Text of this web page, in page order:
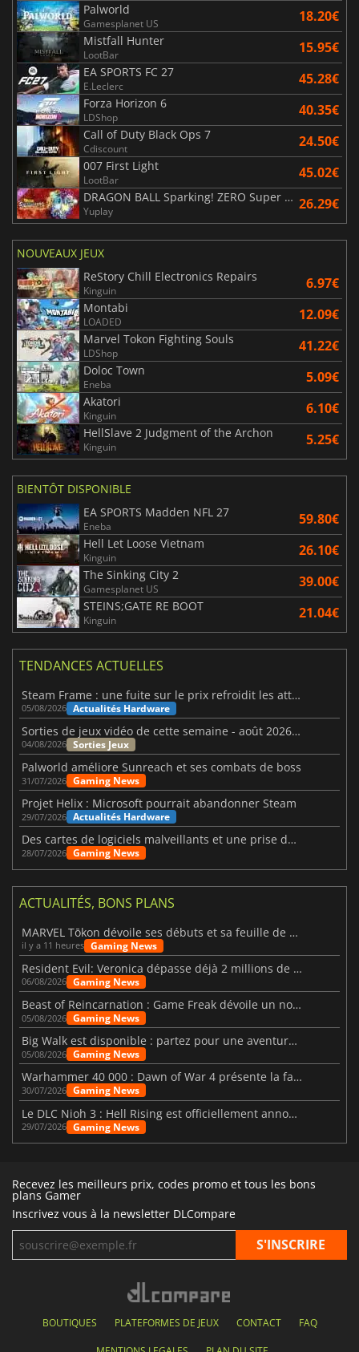
Palworld
Gamesplanet US 18.20€
Mistfall Hunter
LootBar 15.95€
EA SPORTS FC 27
E.Leclerc 45.28€
Forza Horizon 6
LDShop 40.35€
Call of Duty Black Ops 7
Cdiscount 24.50€
007 First Light
LootBar 45.02€
DRAGON BALL Sparking! ZERO Super Limit Breaking NEO
Yuplay 26.29€
NOUVEAUX JEUX
ReStory Chill Electronics Repairs
Kinguin 6.97€
Montabi
LOADED 12.09€
Marvel Tokon Fighting Souls
LDShop 41.22€
Doloc Town
Eneba 5.09€
Akatori
Kinguin 6.10€
HellSlave 2 Judgment of the Archon
Kinguin 5.25€
BIENTÔT DISPONIBLE
EA SPORTS Madden NFL 27
Eneba 59.80€
Hell Let Loose Vietnam
Kinguin 26.10€
The Sinking City 2
Gamesplanet US 39.00€
STEINS;GATE RE BOOT
Kinguin 21.04€
TENDANCES ACTUELLES
Steam Frame : une fuite sur le prix refroidit les attentes VR
05/08/2026 Actualités Hardware
Sorties de jeux vidéo de cette semaine - août 2026 (semaine 32)
04/08/2026 Sorties Jeux
Palworld améliore Sunreach et ses combats de boss
31/07/2026 Gaming News
Projet Helix : Microsoft pourrait abandonner Steam
29/07/2026 Actualités Hardware
Des cartes de logiciels malveillants et une prise de contrôle de Discord ont touché Meccha Chameleon
28/07/2026 Gaming News
ACTUALITÉS, BONS PLANS
MARVEL Tōkon dévoile ses débuts et sa feuille de route
il y a 11 heures Gaming News
Resident Evil: Veronica dépasse déjà 2 millions de wishlists
06/08/2026 Gaming News
Beast of Reincarnation : Game Freak dévoile un nouveau pari
05/08/2026 Gaming News
Big Walk est disponible : partez pour une aventure entre amis
05/08/2026 Gaming News
Warhammer 40 000 : Dawn of War 4 présente la faction des Nécrons
30/07/2026 Gaming News
Le DLC Nioh 3 : Hell Rising est officiellement annoncé
29/07/2026 Gaming News
Recevez les meilleurs prix, codes promo et tous les bons
plans Gamer
Inscrivez vous à la newsletter DLCompare
BOUTIQUES PLATEFORMES DE JEUX CONTACT FAQ